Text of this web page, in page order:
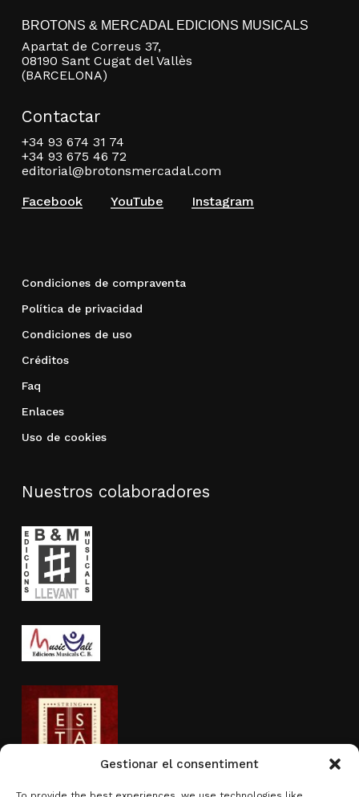
Gestionar el consentiment
BROTONS & MERCADAL EDICIONS MUSICALS
Apartat de Correus 37,
08190 Sant Cugat del Vallès
(BARCELONA)
Contactar
+34 93 674 31 74
+34 93 675 46 72
editorial@brotonsmercadal.com
Facebook
YouTube Instagram
Condiciones de compraventa
Política de privacidad
Condiciones de uso
Créditos
Faq
Enlaces
Uso de cookies
Nuestros colaboradores